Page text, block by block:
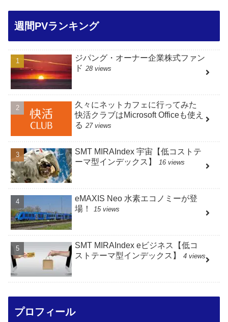
週間PVランキング
ジパング・オーナー企業株式ファン
ド 28 views
久々にネットカフェに行ってみた
快活クラブはMicrosoft Officeも使え
る 27 views
SMT MIRAIndex 宇宙【低コストテ
ーマ型インデックス】
16 views
eMAXIS Neo 水素エコノミーが登
場！
15 views
SMT MIRAIndex eビジネス【低コ
ストテーマ型インデックス】
4 views
プロフィール